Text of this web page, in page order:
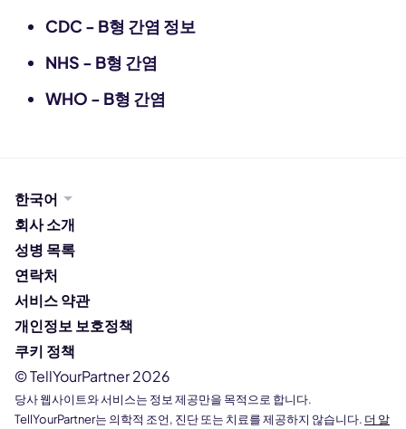
CDC - B형 간염 정보
NHS - B형 간염
WHO - B형 간염
한국어
회사 소개
성병 목록
연락처
서비스 약관
개인정보 보호정책
쿠키 정책
© TellYourPartner 2026
당사 웹사이트와 서비스는 정보 제공만을 목적으로 합니다.
TellYourPartner는 의학적 조언, 진단 또는 치료를 제공하지 않습니다. 더 알